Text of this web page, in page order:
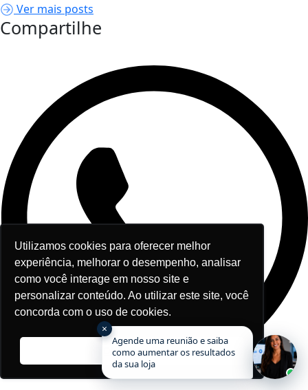
Utilizamos cookies para oferecer melhor
experiência, melhorar o desempenho, analisar
como você interage em nosso site e
personalizar conteúdo. Ao utilizar este site, você
concorda com o uso de cookies.
Ok, entendi!
Ver mais posts
Compartilhe
Agende uma reunião e saiba
como aumentar os resultados
da sua loja
×